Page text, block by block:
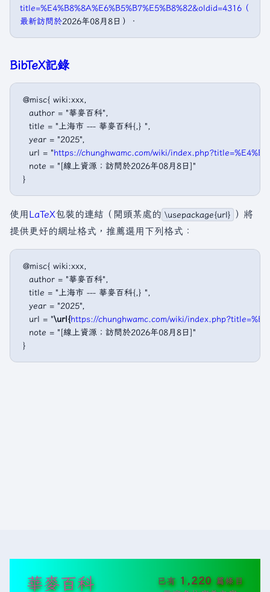
title=%E4%B8%8A%E6%B5%B7%E5%B8%82&oldid=4316（
最新訪問於2026年08月8日）．
BibTeX記錄
@misc{ wiki:xxx,
   author = "華麥百科",
   title = "上海市 --- 華麥百科{,} ",
   year = "2025",
   url = "
https://chunghwamc.com/wiki/
   note = "[線上資源；訪問於2026年08月8日]"
使用LaTeX包裝的連結（開頭某處的 \usepackage{url} ）將
提供更好的網址格式，推薦選用下列格式：
@misc{ wiki:xxx,
   author = "華麥百科",
   title = "上海市 --- 華麥百科{,} ",
   year = "2025",
   url = "
\url{https://chunghwamc.com/wiki/
   note = "[線上資源；訪問於2026年08月8日]"
華麥百科 已有 1,220 篇條目